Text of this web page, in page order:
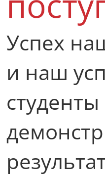
Успех
и наш
студенты